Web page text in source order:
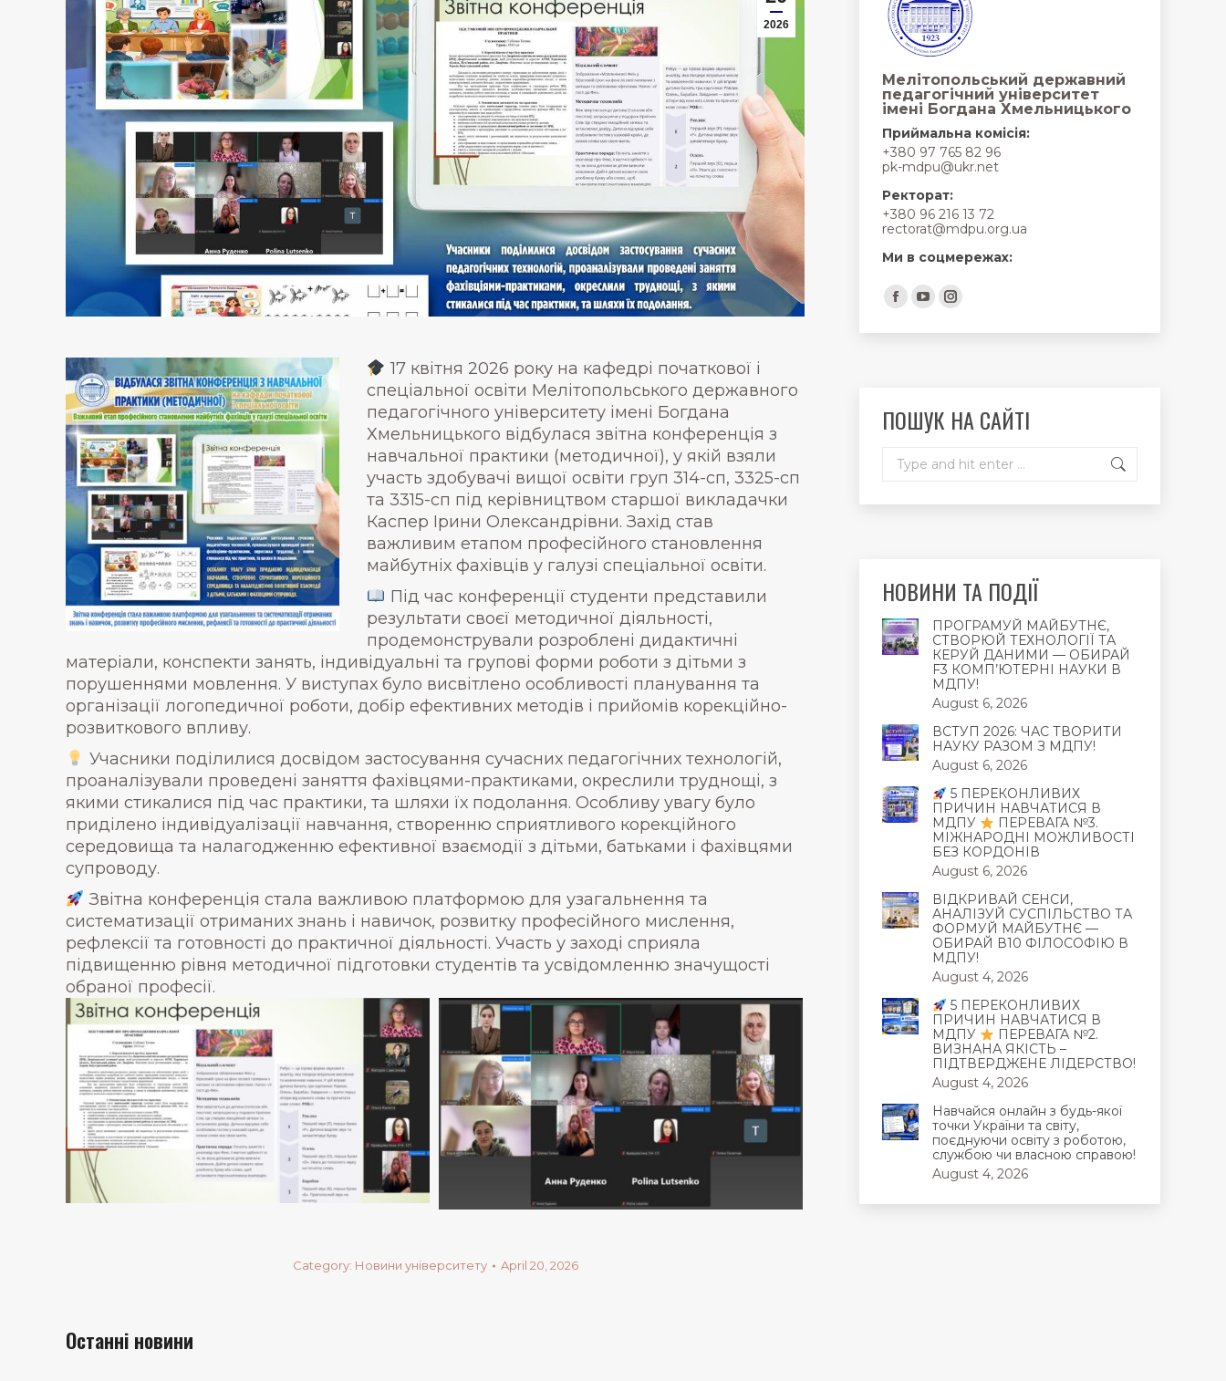
2026
17 квітня 2026 року на кафедрі початкової і
спеціальної освіти Мелітопольського державного
педагогічного університету імені Богдана
Хмельницького відбулася звітна конференція з
навчальної практики (методичної), у якій взяли
участь здобувачі вищої освіти груп 314-сп, 3325-сп
та 3315-сп під керівництвом старшої викладачки
Каспер Ірини Олександрівни. Захід став
важливим етапом професійного становлення
майбутніх фахівців у галузі спеціальної освіти.
Під час конференції студенти представили
результати своєї методичної діяльності,
продемонстрували розроблені дидактичні
матеріали, конспекти занять, індивідуальні та групові форми роботи з дітьми з
порушеннями мовлення. У виступах було висвітлено особливості планування та
організації логопедичної роботи, добір ефективних методів і прийомів корекційно-
розвиткового впливу.
Учасники поділилися досвідом застосування сучасних педагогічних технологій,
проаналізували проведені заняття фахівцями-практиками, окреслили труднощі, з
якими стикалися під час практики, та шляхи їх подолання. Особливу увагу було
приділено індивідуалізації навчання, створенню сприятливого корекційного
середовища та налагодженню ефективної взаємодії з дітьми, батьками і фахівцями
супроводу.
Звітна конференція стала важливою платформою для узагальнення та
систематизації отриманих знань і навичок, розвитку професійного мислення,
рефлексії та готовності до практичної діяльності. Участь у заході сприяла
підвищенню рівня методичної підготовки студентів та усвідомленню значущості
обраної професії.
Category: Новини університету April 20, 2026
Останні новини
Мелітопольський державний
педагогічний університет
імені Богдана Хмельницького
Приймальна комісія:
+380 97 765 82 96
pk-mdpu@ukr.net
Ректорат:
+380 96 216 13 72
rectorat@mdpu.org.ua
Ми в соцмережах:
Find us on:
Facebook
page
window
YouTube
page
window
Instagram
page
window
ПОШУК НА САЙТІ
НОВИНИ ТА ПОДІЇ
ПРОГРАМУЙ МАЙБУТНЄ,
СТВОРЮЙ ТЕХНОЛОГІЇ ТА
КЕРУЙ ДАНИМИ — ОБИРАЙ
F3 КОМП’ЮТЕРНІ НАУКИ В
МДПУ!
August 6, 2026
ВСТУП 2026: ЧАС ТВОРИТИ
НАУКУ РАЗОМ З МДПУ!
August 6, 2026
5 ПЕРЕКОНЛИВИХ
ПРИЧИН НАВЧАТИСЯ В
МДПУ
ПЕРЕВАГА №3.
МІЖНАРОДНІ МОЖЛИВОСТІ
БЕЗ КОРДОНІВ
August 6, 2026
ВІДКРИВАЙ СЕНСИ,
АНАЛІЗУЙ СУСПІЛЬСТВО ТА
ФОРМУЙ МАЙБУТНЄ —
ОБИРАЙ В10 ФІЛОСОФІЮ В
МДПУ!
August 4, 2026
5 ПЕРЕКОНЛИВИХ
ПРИЧИН НАВЧАТИСЯ В
МДПУ
ПЕРЕВАГА №2.
ВИЗНАНА ЯКІСТЬ –
ПІДТВЕРДЖЕНЕ ЛІДЕРСТВО!
August 4, 2026
Навчайся онлайн з будь-якої
точки України та світу,
поєднуючи освіту з роботою,
службою чи власною справою!
August 4, 2026